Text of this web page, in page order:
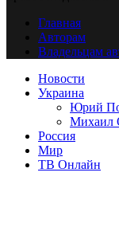
Главная
Авторам
Владельцам
Новости
Украина
Юрий
Михаил
Россия
Мир
ТВ Онлайн